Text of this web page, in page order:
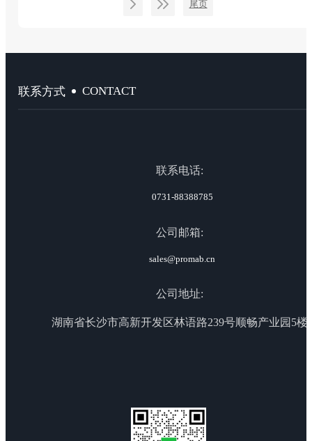
尾页
联系方式 CONTACT
联系电话:
0731-88388785
公司邮箱:
sales@promab.cn
公司地址:
湖南省长沙市高新开发区林语路239号顺畅产业园5楼